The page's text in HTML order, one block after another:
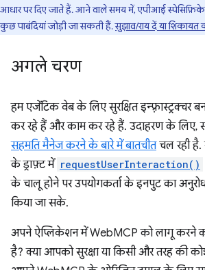
आधार पर दिए जाते हैं. आने वाले समय में, एपीआई
कुछ पाबंदियां जोड़ी जा सकती हैं.सुझाव/राय दें या शिकायत
अगले चरण
हम एजेंटिक वेब के लिए सुरक्षित इन्फ़्रास्ट्रक्चर
कर रहे हैं और काम कर रहे हैं. उदाहरण के लिए,
सहमति मैनेज करने के बारे में बातचीतचल रही है.
के ड्राफ़्ट में requestUserInteraction()
के चालू होने पर उपयोगकर्ता के इनपुट का
किया जा सके.
अपने ऐप्लिकेशन में WebMCP को लागू करने
है? क्या आपको सुरक्षा या किसी और तरह की